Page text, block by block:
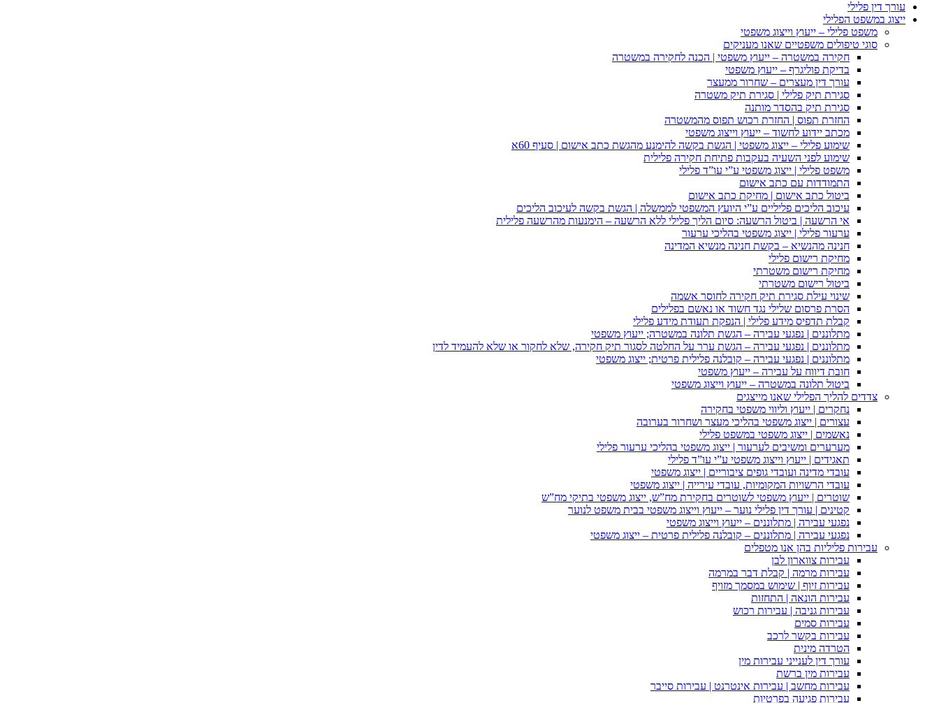
עורך דין פלילי
ייצוג במשפט הפלילי
משפט פלילי – ייעוץ וייצוג משפטי
סוגי טיפולים משפטיים שאנו מעניקים
חקירה במשטרה – ייעוץ משפטי | הכנה לחקירה במשטרה
בדיקת פוליגרף – ייעוץ משפטי
עורך דין מעצרים – שחרור ממעצר
סגירת תיק פלילי | סגירת תיק משטרה
סגירת תיק בהסדר מותנה
החזרת תפוס | החזרת רכוש תפוס מהמשטרה
מכתב יידוע לחשוד – ייעוץ וייצוג משפטי
שימוע פלילי – ייצוג משפטי | הגשת בקשה להימנע מהגשת כתב אישום | סעיף 60א
שימוע לפני השעיה בעקבות פתיחת חקירה פלילית
משפט פלילי | ייצוג משפטי ע”י עו”ד פלילי
התמודדות עם כתב אישום
ביטול כתב אישום | מחיקת כתב אישום
עיכוב הליכים פליליים ע”י היועץ המשפטי לממשלה | הגשת בקשה לעיכוב הליכים
אי הרשעה | ביטול הרשעה: סיום הליך פלילי ללא הרשעה – הימנעות מהרשעה פלילית
ערעור פלילי | ייצוג משפטי בהליכי ערעור
חנינה מהנשיא – בקשת חנינה מנשיא המדינה
מחיקת רישום פלילי
מחיקת רישום משטרתי
ביטול רישום משטרתי
שינוי עילת סגירת תיק חקירה לחוסר אשמה
הסרת פרסום שלילי נגד חשוד או נאשם בפלילים
קבלת תדפיס מידע פלילי | הנפקת תעודת מידע פלילי
מתלוננים | נפגעי עבירה – הגשת תלונה במשטרה; ייעוץ משפטי
מתלוננים | נפגעי עבירה – הגשת ערר על החלטה לסגור תיק חקירה, שלא לחקור או שלא להעמיד לדין
מתלוננים | נפגעי עבירה – קובלנה פלילית פרטית; ייצוג משפטי
חובת דיווח על עבירה – ייעוץ משפטי
ביטול תלונה במשטרה – ייעוץ וייצוג משפטי
צדדים להליך הפלילי שאנו מייצגים
נחקרים | ייעוץ וליווי משפטי בחקירה
עצורים | ייצוג משפטי בהליכי מעצר ושחרור בערובה
נאשמים | ייצוג משפטי במשפט פלילי
מערערים ומשיבים לערעור | ייצוג משפטי בהליכי ערעור פלילי
תאגידים | ייעוץ וייצוג משפטי ע”י עו”ד פלילי
עובדי מדינה ועובדי גופים ציבוריים | ייצוג משפטי
עובדי הרשויות המקומיות, עובדי עירייה | ייצוג משפטי
שוטרים | ייעוץ משפטי לשוטרים בחקירת מח”ש, ייצוג משפטי בתיקי מח”ש
קטינים | עורך דין פלילי נוער – ייעוץ וייצוג משפטי בבית משפט לנוער
נפגעי עבירה | מתלוננים – ייעוץ וייצוג משפטי
נפגעי עבירה | מתלוננים – קובלנה פלילית פרטית – ייצוג משפטי
עבירות פליליות בהן אנו מטפלים
עבירות צווארון לבן
עבירות מרמה | קבלת דבר במרמה
עבירות זיוף | שימוש במסמך מזויף
עבירות הונאה | התחזות
עבירות גניבה | עבירות רכוש
עבירות סמים
עבירות בקשר לרכב
הטרדה מינית
עורך דין לענייני עבירות מין
עבירות מין ברשת
עבירות מחשב | עבירות אינטרנט | עבירות סייבר
עבירות פגיעה בפרטיות